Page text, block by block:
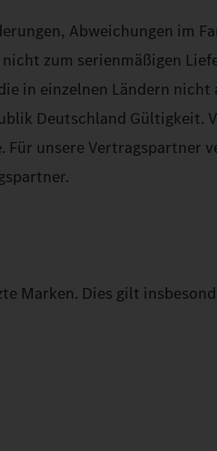
Abweichungen im
zum serienmäßigen
in einzelnen Ländern nicht
Deutschland Gültigkeit.
unsere Vertragspartner
Marken. Dies gilt